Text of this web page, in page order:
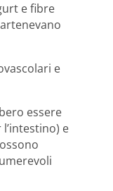
e fibre
e
essere
e